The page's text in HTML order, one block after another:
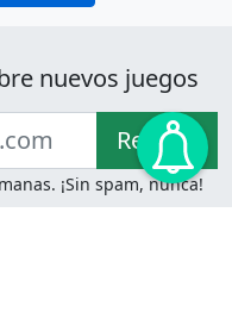
nuevos juegos
Recibir!
¡Sin spam, nunca!